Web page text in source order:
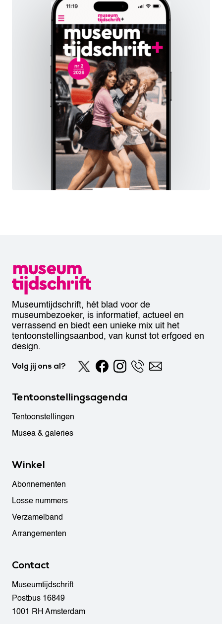
Museumtijdschrift, hét blad voor de
museumbezoeker, is informatief, actueel en
verrassend en biedt een unieke mix uit het
tentoonstellingsaanbod, van kunst tot erfgoed en
design.
Volg jij ons al?
Tentoonstellingsagenda
Tentoonstellingen
Musea & galeries
Winkel
Abonnementen
Losse nummers
Verzamelband
Arrangementen
Contact
Museumtijdschrift
Postbus 16849
1001 RH Amsterdam